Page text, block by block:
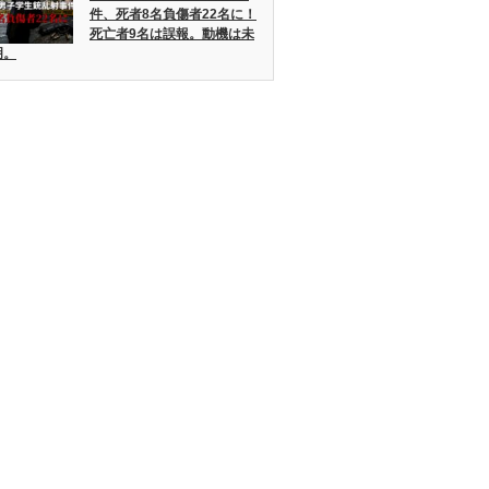
件、死者8名負傷者22名に！
死亡者9名は誤報。動機は未